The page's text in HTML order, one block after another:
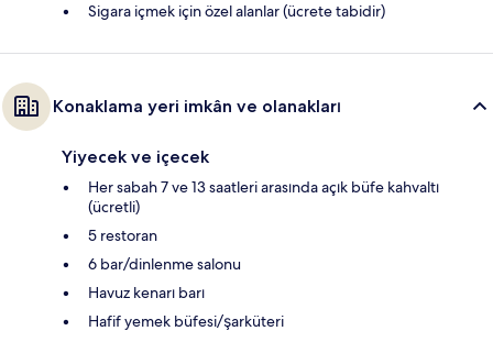
Sigara içmek için özel alanlar (ücrete tabidir)
Konaklama yeri imkân ve olanakları
Yiyecek ve içecek
Her sabah 7 ve 13 saatleri arasında açık büfe kahvaltı
(ücretli)
5 restoran
6 bar/dinlenme salonu
Havuz kenarı barı
Hafif yemek büfesi/şarküteri